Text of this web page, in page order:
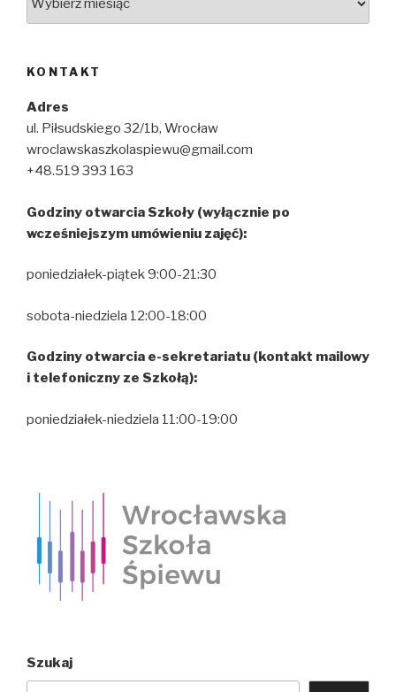
KONTAKT
Adres
ul. Piłsudskiego 32/1b, Wrocław
wroclawskaszkolaspiewu@gmail.com
+48.519 393 163
Godziny otwarcia Szkoły (wyłącznie po
wcześniejszym umówieniu zajęć):
poniedziałek-piątek 9:00-21:30
sobota-niedziela 12:00-18:00
Godziny otwarcia e-sekretariatu (kontakt mailowy
i telefoniczny ze Szkołą):
poniedziałek-niedziela 11:00-19:00
Szukaj